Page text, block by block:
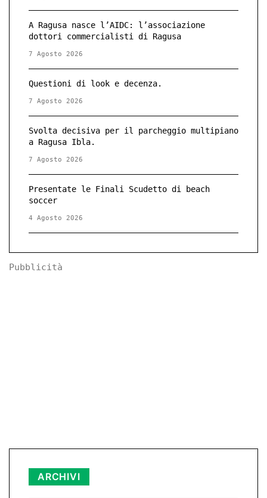
A Ragusa nasce l’AIDC: l’associazione
dottori commercialisti di Ragusa
7 Agosto 2026
Questioni di look e decenza.
7 Agosto 2026
Svolta decisiva per il parcheggio multipiano
a Ragusa Ibla.
7 Agosto 2026
Presentate le Finali Scudetto di beach
soccer
4 Agosto 2026
Pubblicità
ARCHIVI